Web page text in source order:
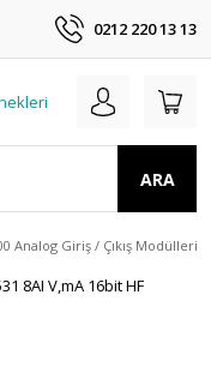
0212 220 13 13
ARA
Analog Giriş / Çıkış Modülleri